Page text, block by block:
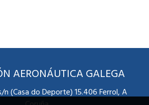
AERONÁUTICA GALEGA
(Casa do Deporte) 15.406 Ferrol, A